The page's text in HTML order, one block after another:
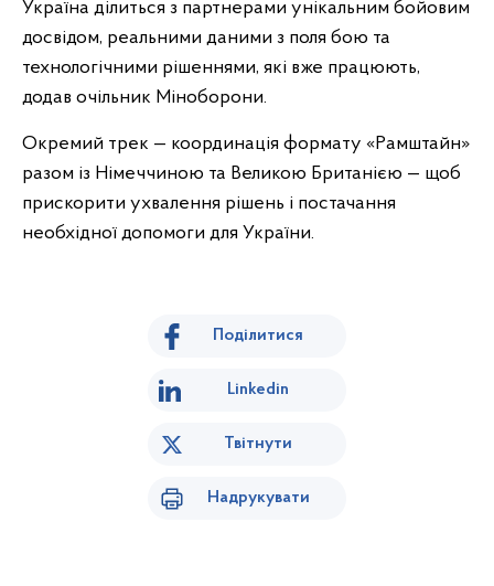
Україна ділиться з партнерами унікальним бойовим
досвідом, реальними даними з поля бою та
технологічними рішеннями, які вже працюють,
додав очільник Міноборони.
Окремий трек — координація формату «Рамштайн»
разом із Німеччиною та Великою Британією — щоб
прискорити ухвалення рішень і постачання
необхідної допомоги для України.
Поділитися
Linkedin
Твітнути
Надрукувати